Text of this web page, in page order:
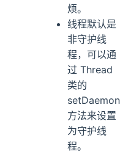
烦。
线程默认是
非守护线
程，可以通
过 Thread
类的
setDaemon
方法来设置
为守护线
程。